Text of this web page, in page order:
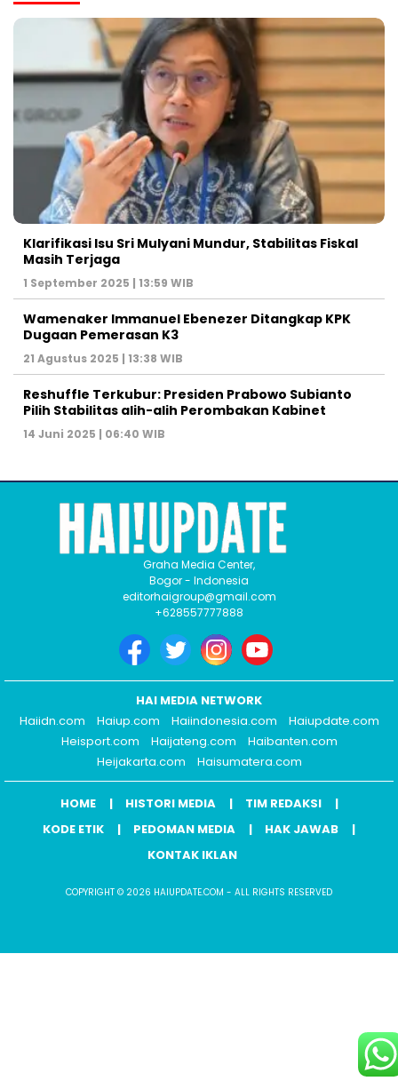
Klarifikasi Isu Sri Mulyani Mundur, Stabilitas Fiskal
Masih Terjaga
1 September 2025 | 13:59 WIB
Wamenaker Immanuel Ebenezer Ditangkap KPK
Dugaan Pemerasan K3
21 Agustus 2025 | 13:38 WIB
Reshuffle Terkubur: Presiden Prabowo Subianto
Pilih Stabilitas alih-alih Perombakan Kabinet
14 Juni 2025 | 06:40 WIB
Graha Media Center,
Bogor - Indonesia
editorhaigroup@gmail.com
+628557777888
HAI MEDIA NETWORK
Haiidn.com
Haiup.com Haiindonesia.com
Haiupdate.com
Heisport.com
Haijateng.com
Haibanten.com
Heijakarta.com
Haisumatera.com
HOME HISTORI MEDIA
TIM REDAKSI
KODE ETIK
PEDOMAN MEDIA
HAK JAWAB
KONTAK IKLAN
COPYRIGHT © 2026 HAIUPDATE.COM - ALL RIGHTS RESERVED